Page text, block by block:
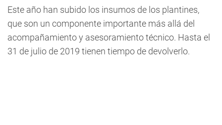
Este año han subido los insumos de los plantines,
que son un componente importante más allá del
acompañamiento y asesoramiento técnico. Hasta el
31 de julio de 2019 tienen tiempo de devolverlo.